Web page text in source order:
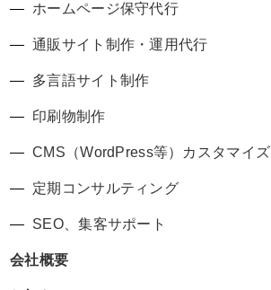
ホームページ保守代行
通販サイト制作・運用代行
多言語サイト制作
印刷物制作
CMS（WordPress等）カスタマイズ
定期コンサルティング
SEO、集客サポート
会社概要